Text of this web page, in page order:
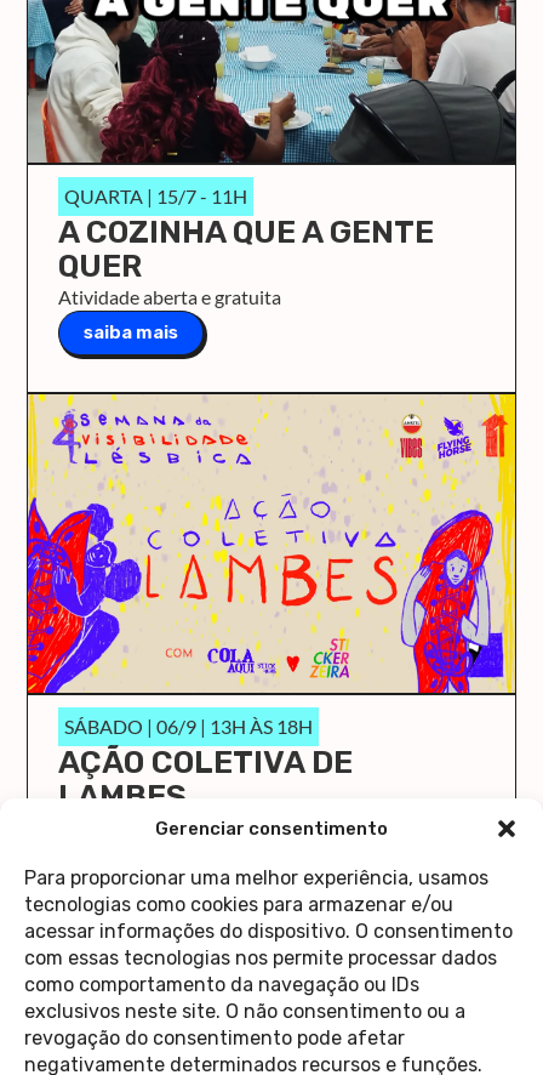
Gerenciar consentimento
Para proporcionar uma melhor experiência, usamos
tecnologias como cookies para armazenar e/ou
acessar informações do dispositivo. O consentimento
com essas tecnologias nos permite processar dados
como comportamento da navegação ou IDs
exclusivos neste site. O não consentimento ou a
revogação do consentimento pode afetar
negativamente determinados recursos e funções.
QUARTA | 15/7 - 11H
A COZINHA QUE A GENTE
QUER
Atividade aberta e gratuita
saiba mais
SÁBADO | 06/9 | 13H ÀS 18H
AÇÃO COLETIVA DE
LAMBES
O Cola Aqui/Stick Here vai ocupar a Casa 1 de
saiba mais
Política de Privacidade